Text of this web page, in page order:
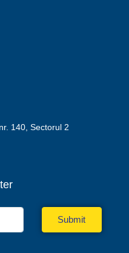
140, Sectorul 2
Submit